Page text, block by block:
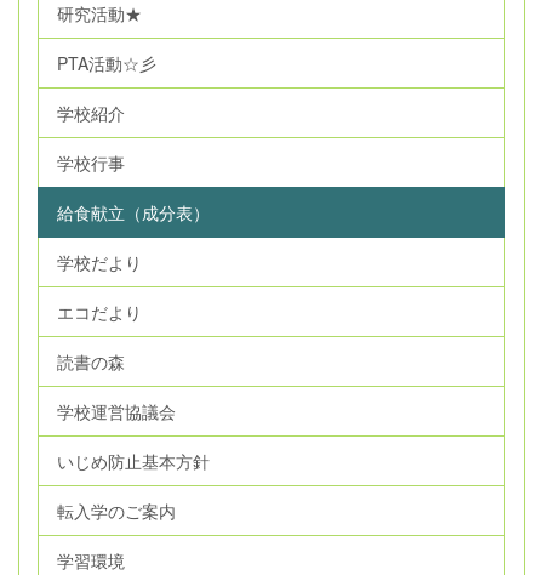
研究活動★
PTA活動☆彡
学校紹介
学校行事
給食献立（成分表）
学校だより
エコだより
読書の森
学校運営協議会
いじめ防止基本方針
転入学のご案内
学習環境